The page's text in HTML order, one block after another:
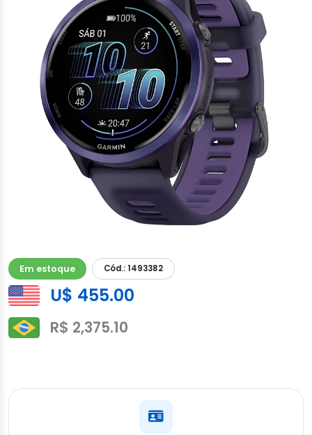
Em estoque Cód.: 1493382
U$ 455.00
R$ 2,375.10